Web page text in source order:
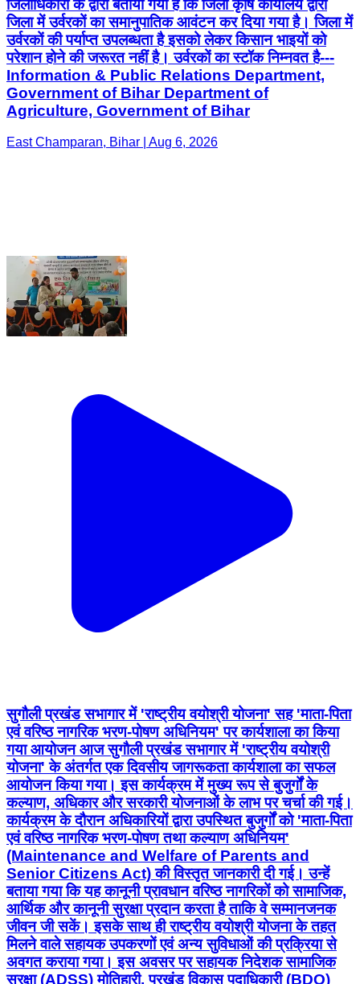
जिलाधिकारी के द्वारा बताया गया है कि जिला कृषि कार्यालय द्वारा
जिला में उर्वरकों का समानुपातिक आवंटन कर दिया गया है। जिला में
उर्वरकों की पर्याप्त उपलब्धता है इसको लेकर किसान भाइयों को
परेशान होने की जरूरत नहीं है। उर्वरकों का स्टॉक निम्नवत है---
Information & Public Relations Department,
Government of Bihar Department of
Agriculture, Government of Bihar
East Champaran, Bihar | Aug 6, 2026
सुगौली प्रखंड सभागार में 'राष्ट्रीय वयोश्री योजना' सह 'माता-पिता
कल्याण, अधिकार और सरकारी योजनाओं के लाभ पर चर्चा की गई।
कार्यक्रम के दौरान अधिकारियों द्वारा उपस्थित बुजुर्गों को 'माता-पिता
एवं वरिष्ठ नागरिक भरण-पोषण तथा कल्याण अधिनियम'
(Maintenance and Welfare of Parents and
Senior Citizens Act) की विस्तृत जानकारी दी गई। उन्हें
बताया गया कि यह कानूनी प्रावधान वरिष्ठ नागरिकों को सामाजिक,
आर्थिक और कानूनी सुरक्षा प्रदान करता है ताकि वे सम्मानजनक
जीवन जी सकें। इसके साथ ही राष्ट्रीय वयोश्री योजना के तहत
मिलने वाले सहायक उपकरणों एवं अन्य सुविधाओं की प्रक्रिया से
अवगत कराया गया। इस अवसर पर सहायक निदेशक सामाजिक
सुरक्षा (ADSS) मोतिहारी, प्रखंड विकास पदाधिकारी (BDO)
सुगौली, स्थानीय प्रतिनिधि, गणमान्य व्यक्ति तथा बड़ी संख्या में
प्रखंड क्षेत्र के वरिष्ठ नागरिक (वृद्धजन) मौजूद रहे।
Information & Public Relations Department,
Government of Bihar Social Welfare
Department, Government of Bihar